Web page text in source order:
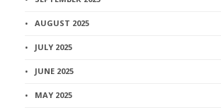
AUGUST 2025
JULY 2025
JUNE 2025
MAY 2025